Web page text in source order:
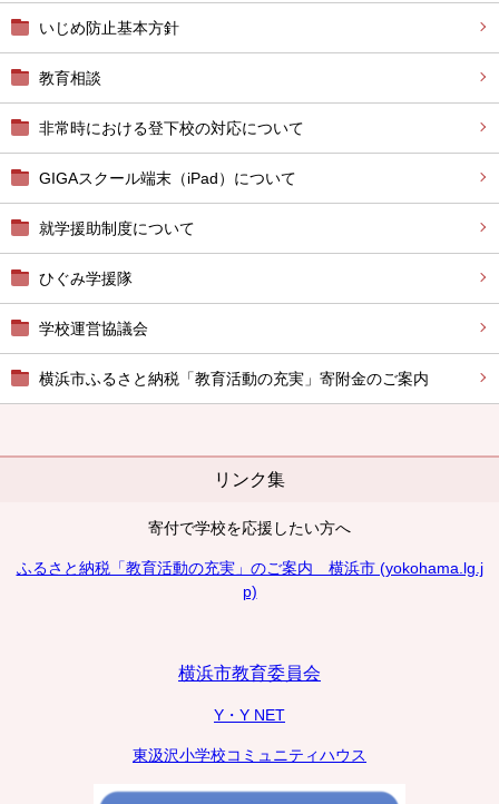
いじめ防止基本方針
教育相談
非常時における登下校の対応について
GIGAスクール端末（iPad）について
就学援助制度について
ひぐみ学援隊
学校運営協議会
横浜市ふるさと納税「教育活動の充実」寄附金のご案内
リンク集
寄付で学校を応援したい方へ
ふるさと納税「教育活動の充実」のご案内 横浜市 (yokohama.lg.j
p)
横浜市教育委員会
Y・Y NET
東汲沢小学校コミュニティハウス